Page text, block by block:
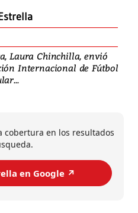
Laura Chinchilla, envió
Internacional de Fútbol
cobertura en los resultados
en Google ↗️